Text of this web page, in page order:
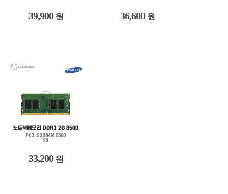
39,900 원 36,600 원
33,200 원